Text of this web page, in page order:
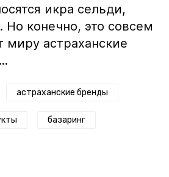
икра сельди,
Но конечно, это совсем
миру астраханские
астраханские бренды
базаринг